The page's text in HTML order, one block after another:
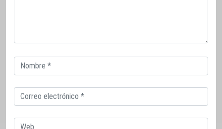
Correo
electrónico
Correo
electrónico
Web